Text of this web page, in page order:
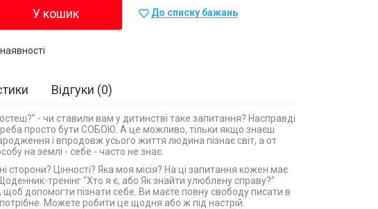
У кошик До списку бажань
- чи ставили вам у дитинстві таке запитання? Насправді
просто бути СОБОЮ. А це можливо, тільки якщо знаєш
і впродовж усього життя людина пізнає світ, а от
на землі - себе - часто не знає.
сторони? Цінності? Яка моя місія? На ці запитання кожен має
тренінг "Хто я є, або Як знайти улюблену справу?”
допомогти пізнати себе. Ви маєте повну свободу писати в
Можете робити це щодня або ж під настрій.
Відгуки 0